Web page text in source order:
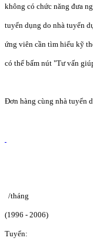
không có chức năng đưa
tuyển dụng do nhà tuyển
ứng viên cần tìm hiểu kỹ
có thể bấm nút "Tư vấn
Đơn hàng cùng nhà tuyển
/tháng
(1996 - 2006)
Tuyển: